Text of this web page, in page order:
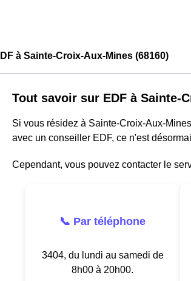
à Sainte-Croix-Aux-Mines (68160)
Tout savoir sur EDF à Sainte-
Si vous résidez à Sainte-Croix-Aux-
avec un conseiller EDF, ce n'est
Cependant, vous pouvez contacter le
📞 Par téléphone
3404, du lundi au samedi de
8h00 à 20h00.